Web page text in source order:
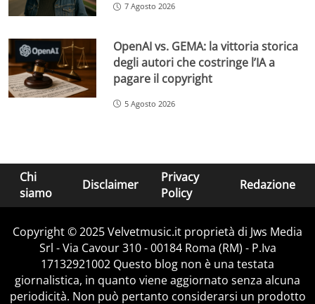
7 Agosto 2026
OpenAI vs. GEMA: la vittoria storica
degli autori che costringe l’IA a
pagare il copyright
5 Agosto 2026
Chi
siamo
Disclaimer
Privacy
Policy
Redazione
Copyright © 2025 Velvetmusic.it proprietà di Jws Media
Srl - Via Cavour 310 - 00184 Roma (RM) - P.Iva
17132921002 Questo blog non è una testata
giornalistica, in quanto viene aggiornato senza alcuna
periodicità. Non può pertanto considerarsi un prodotto